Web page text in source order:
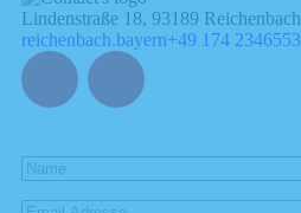
Lindenstraße 18, 93189 Reichenbach
reichenbach.bayern+49 174 2346553